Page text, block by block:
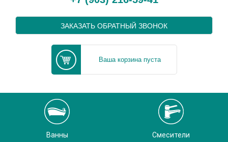
ЗАКАЗАТЬ ОБРАТНЫЙ ЗВОНОК
Ваша корзина пуста
Ванны Смесители